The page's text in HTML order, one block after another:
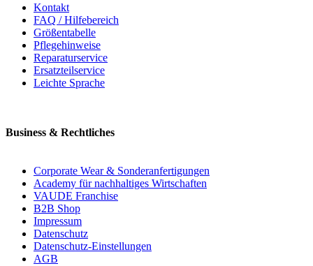
Kontakt
FAQ / Hilfebereich
Größentabelle
Pflegehinweise
Reparaturservice
Ersatzteilservice
Leichte Sprache
Business & Rechtliches
Corporate Wear & Sonderanfertigungen
Academy für nachhaltiges Wirtschaften
VAUDE Franchise
B2B Shop
Impressum
Datenschutz
Datenschutz-Einstellungen
AGB